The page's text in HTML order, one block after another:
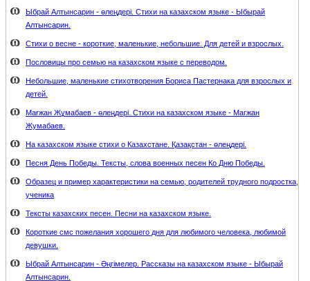
Ыбрай Алтынсарин - өлеңдері. Стихи на казахском языке - Ыбырай
Алтынсарин.
Стихи о весне - короткие, маленькие, небольшие. Для детей и взрослых.
Пословицы про семью на казахском языке с переводом.
Небольшие, маленькие стихотворения Бориса Пастернака для взрослых и
детей.
Мағжан Жұмабаев - өлеңдері. Стихи на казахском языке - Магжан
Жумабаев.
На казахском языке стихи о Казахстане. Қазақстан - өлеңдері.
Песня День Победы. Тексты, слова военных песен Ко Дню Победы.
Образец и пример характеристики на семью, родителей трудного подростка,
ученика
Тексты казахских песен. Песни на казахском языке.
Короткие смс пожелания хорошего дня для любимого человека, любимой
девушки.
Ыбрай Алтынсарин - Әңгімелер. Рассказы на казахском языке - Ыбырай
Алтынсарин.